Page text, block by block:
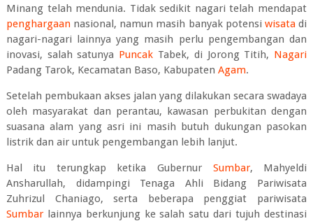
Minang telah mendunia. Tidak sedikit nagari telah mendapat
penghargaannasional, namun masih banyak potensi wisatadi
nagari-nagari lainnya yang masih perlu pengembangan dan
inovasi, salah satunya Puncak Tabek, di Jorong Titih, Nagari
Padang Tarok, Kecamatan Baso, Kabupaten Agam.
Setelah pembukaan akses jalan yang dilakukan secara swadaya
oleh masyarakat dan perantau, kawasan perbukitan dengan
suasana alam yang asri ini masih butuh dukungan pasokan
listrik dan air untuk pengembangan lebih lanjut.
Hal itu terungkap ketika Gubernur Sumbar, Mahyeldi
Ansharullah, didampingi Tenaga Ahli Bidang Pariwisata
Zuhrizul Chaniago, serta beberapa penggiat pariwisata
Sumbarlainnya berkunjung ke salah satu dari tujuh destinasi